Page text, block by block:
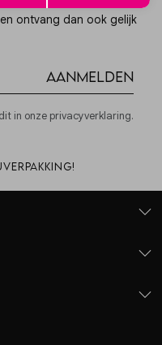
ontvang dan ook gelijk
Aanmelden
in onze privacyverklaring.